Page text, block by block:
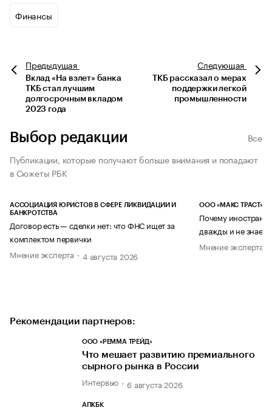
Финансы
Предыдущая
Вклад «На взлет» банка
ТКБ стал лучшим
долгосрочным вкладом
2023 года
Следующая
ТКБ рассказал о мерах
поддержки легкой
промышленности
Выбор редакции
Все
Публикации, которые получают больше внимания и попадают
в Сюжеты РБК
АССОЦИАЦИЯ ЮРИСТОВ В СФЕРЕ ЛИКВИДАЦИИ И
БАНКРОТСТВА
Договор есть — сделки нет: что ФНС ищет за
комплектом первички
Мнение эксперта
4 августа 2026
ООО «МАКС ТРАСТ»
Почему
дважды и не знает
Мнение эксперта
Рекомендации партнеров:
ООО «РЕММА ТРЕЙД»
Что мешает развитию премиального
сырного рынка в России
Интервью 6 августа 2026
АПКБК